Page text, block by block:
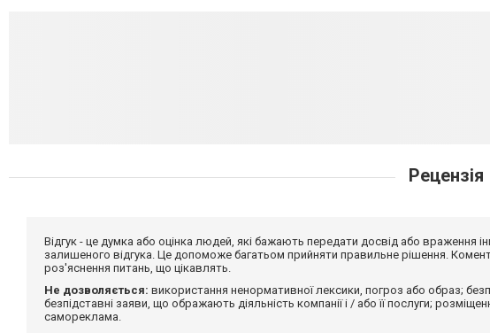
Рецензія
Відгук - це думка або оцінка людей, які бажають передати досвід або
залишеного відгука. Це допоможе багатьом прийняти правильне рішення.
роз'яснення питань, що цікавлять.
Не дозволяється: використання ненормативної лексики, погроз або образ;
безпідставні заяви, що ображають діяльність компанії і / або її послуги;
самореклама.